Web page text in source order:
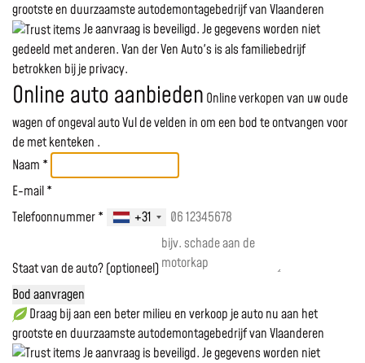
grootste en duurzaamste autodemontagebedrijf van Vlaanderen
Je aanvraag is beveiligd. Je gegevens worden niet
gedeeld met anderen. Van der Ven Auto's is als familiebedrijf
betrokken bij je privacy.
Online auto aanbieden Online verkopen van uw oude
wagen of ongeval autoVul de velden in om een bod te ontvangen voor
demet kenteken .
Naam *
E-mail *
Telefoonnummer *
+31
Staat van de auto? (optioneel)
Bod aanvragen
Draag bij aan een beter milieu en verkoop je auto nu aan het
grootste en duurzaamste autodemontagebedrijf van Vlaanderen
Je aanvraag is beveiligd. Je gegevens worden niet